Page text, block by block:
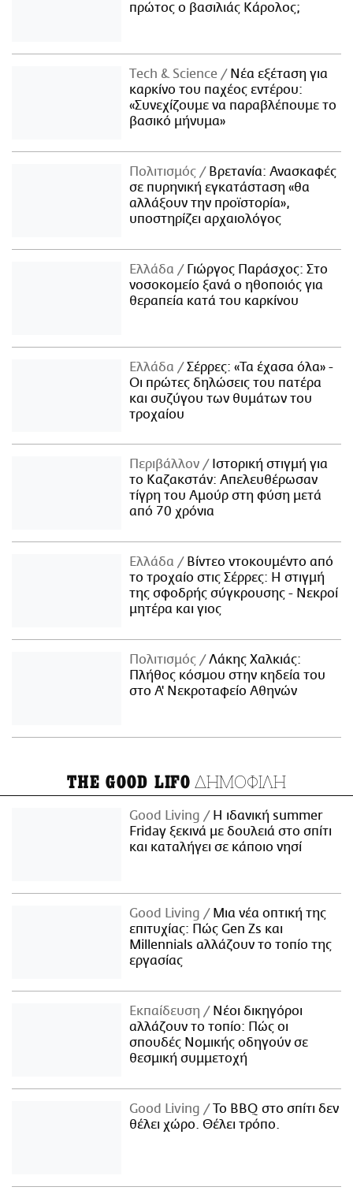
πρώτος ο βασιλιάς Κάρολος;
Τech & Science
Νέα εξέταση για
καρκίνο του παχέος εντέρου:
«Συνεχίζουμε να παραβλέπουμε το
βασικό μήνυμα»
Πολιτισμός
Βρετανία: Ανασκαφές
σε πυρηνική εγκατάσταση «θα
αλλάξουν την προϊστορία»,
υποστηρίζει αρχαιολόγος
Ελλάδα
Γιώργος Παράσχος: Στο
νοσοκομείο ξανά ο ηθοποιός για
θεραπεία κατά του καρκίνου
Ελλάδα
Σέρρες: «Τα έχασα όλα» -
Οι πρώτες δηλώσεις του πατέρα
και συζύγου των θυμάτων του
τροχαίου
Περιβάλλον
Ιστορική στιγμή για
το Καζακστάν: Απελευθέρωσαν
τίγρη του Αμούρ στη φύση μετά
από 70 χρόνια
Ελλάδα
Βίντεο ντοκουμέντο από
το τροχαίο στις Σέρρες: Η στιγμή
της σφοδρής σύγκρουσης - Νεκροί
μητέρα και γιος
Πολιτισμός
Λάκης Χαλκιάς:
Πλήθος κόσμου στην κηδεία του
στο Α' Νεκροταφείο Αθηνών
THE GOOD LIFO ΔΗΜΟΦΙΛΗ
Good Living
Η ιδανική summer
Friday ξεκινά με δουλειά στο σπίτι
και καταλήγει σε κάποιο νησί
Good Living
Μια νέα οπτική της
επιτυχίας: Πώς Gen Zs και
Millennials αλλάζουν το τοπίο της
εργασίας
Εκπαίδευση
Νέοι δικηγόροι
αλλάζουν το τοπίο: Πώς οι
σπουδές Νομικής οδηγούν σε
θεσμική συμμετοχή
Good Living
Το BBQ στο σπίτι δεν
θέλει χώρο. Θέλει τρόπο.